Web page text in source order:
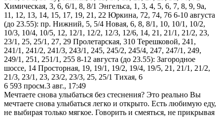
Химическая, 3, 6, 6/1, 8, 8/1 Энгельса, 1, 3, 4, 5, 6, 7, 8, 9, 9а,
11, 12, 13, 14, 15, 17, 19, 21, 22 Юркина, 72, 74, 76 6-10 августа
(до 23.55): пр. Нижний, 5, 5/4 Новая, 6, 8, 8/1, 10, 10/1, 10/2,
10/3, 10/4, 10/5, 12, 12/1, 12/2, 12/3, 12/6, 14, 21, 21/1, 21/2, 23,
23/1, 25, 25/1, 27, 29 Пролетарская, 310 Терешковой, 241,
241/1, 241/2, 241/3, 243/1, 245, 245/2, 245/4, 247, 247/1, 249,
249/1, 251, 251/1, 255 8-12 августа (до 23.55): Загородное
шоссе, 14 Просторная, 19, 19/1, 19/2, 19/4, 19/5, 21, 21/1, 21/2,
21/3, 23/1, 23, 23/2, 23/3, 25, 25/1 Тихая, 6
6 593 просм.3 авг., 17:49
Мечтаете снова улыбаться без стеснения? Это реально Вы
мечтаете снова улыбаться легко и открыто. Есть любимую еду,
не выбирая только мягкое. Говорить и смеяться, не прикрывая